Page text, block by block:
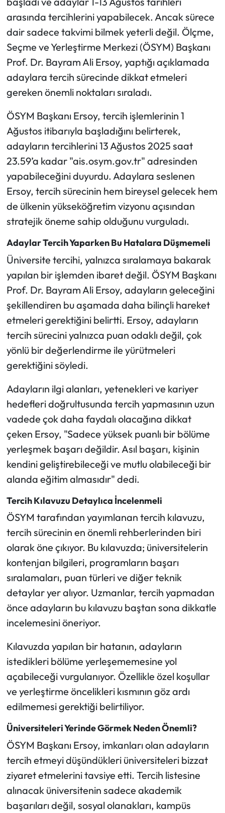
arasında tercihlerini yapabilecek. Ancak sürece
dair sadece takvimi bilmek yeterli değil. Ölçme,
Seçme ve Yerleştirme Merkezi (ÖSYM) Başkanı
Prof. Dr. Bayram Ali Ersoy, yaptığı açıklamada
adaylara tercih sürecinde dikkat etmeleri
gereken önemli noktaları sıraladı.
ÖSYM Başkanı Ersoy, tercih işlemlerinin 1
Ağustos itibarıyla başladığını belirterek,
adayların tercihlerini 13 Ağustos 2025 saat
23.59’a kadar "ais.osym.gov.tr" adresinden
yapabileceğini duyurdu. Adaylara seslenen
Ersoy, tercih sürecinin hem bireysel gelecek hem
de ülkenin yükseköğretim vizyonu açısından
stratejik öneme sahip olduğunu vurguladı.
Adaylar Tercih Yaparken Bu Hatalara Düşmemeli
Üniversite tercihi, yalnızca sıralamaya bakarak
yapılan bir işlemden ibaret değil. ÖSYM Başkanı
Prof. Dr. Bayram Ali Ersoy, adayların geleceğini
şekillendiren bu aşamada daha bilinçli hareket
etmeleri gerektiğini belirtti. Ersoy, adayların
tercih sürecini yalnızca puan odaklı değil, çok
yönlü bir değerlendirme ile yürütmeleri
gerektiğini söyledi.
Adayların ilgi alanları, yetenekleri ve kariyer
hedefleri doğrultusunda tercih yapmasının uzun
vadede çok daha faydalı olacağına dikkat
çeken Ersoy, "Sadece yüksek puanlı bir bölüme
yerleşmek başarı değildir. Asıl başarı, kişinin
kendini geliştirebileceği ve mutlu olabileceği bir
alanda eğitim almasıdır" dedi.
Tercih Kılavuzu Detaylıca İncelenmeli
ÖSYM tarafından yayımlanan tercih kılavuzu,
tercih sürecinin en önemli rehberlerinden biri
olarak öne çıkıyor. Bu kılavuzda; üniversitelerin
kontenjan bilgileri, programların başarı
sıralamaları, puan türleri ve diğer teknik
detaylar yer alıyor. Uzmanlar, tercih yapmadan
önce adayların bu kılavuzu baştan sona dikkatle
incelemesini öneriyor.
Kılavuzda yapılan bir hatanın, adayların
istedikleri bölüme yerleşememesine yol
açabileceği vurgulanıyor. Özellikle özel koşullar
ve yerleştirme öncelikleri kısmının göz ardı
edilmemesi gerektiği belirtiliyor.
Üniversiteleri Yerinde Görmek Neden Önemli?
ÖSYM Başkanı Ersoy, imkanları olan adayların
tercih etmeyi düşündükleri üniversiteleri bizzat
ziyaret etmelerini tavsiye etti. Tercih listesine
alınacak üniversitenin sadece akademik
başarıları değil, sosyal olanakları, kampüs
Magazin
Oğuzlar Haberleri
Ortaköy Haberleri
Osmancık Haberleri
Otomotiv
Resmi İlan
Resmi Reklam
Sağlık
Siyaset
Spor
Sungurlu Haberleri
Turizm
Uğurludağ Haberleri
Yaşam
Yayla Haber
Yemek Tarifleri
Yerel Haberler